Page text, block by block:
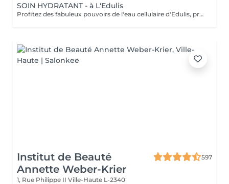
SOIN HYDRATANT - à L'Edulis
Profitez des fabuleux pouvoirs de l'eau cellulaire d'Edulis, précieuse source d'hydratation continue. Après la brumisation du Sérum concentré en eau cellulaire, le Masque Crème ressourçant se transforme en une texture soyeuse qui fond sur votre peau sous le délicat modelage de notre esthéticienne. Bénéfices : Gorgée d'eau, votre peau retrouve douceur, souplesse et éclat. Retrouvez le confort dune peau hydratée en continu.
Institut de Beauté
Annette Weber-Krier
597
1, Rue Philippe II Ville-Haute L-2340